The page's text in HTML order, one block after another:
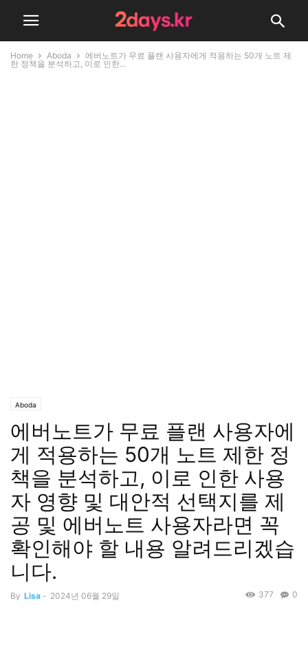
Home Aboda
에버노트가 무료 플랜 사용자에게 적용하는 50개 노트 제
한 정책을 분석하고, 이로 인한...
Aboda
에버노트가 무료 플랜 사용자에
게 적용하는 50개 노트 제한 정
책을 분석하고, 이로 인한 사용
자 영향 및 대안적 선택지를 제
공 및 에버노트 사용자라면 꼭
확인해야 할 내용 알려드리겠습
니다.
By Lisa - 2024년 06월 29일 0
377